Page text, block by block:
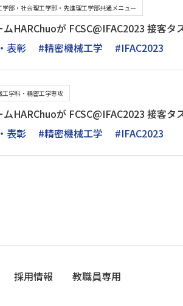
学部・社会理工学部・先進理工学部共通メニュー
ムHARChuoが FCSC@IFAC2023 接客タ
表彰
#精密機械工学 #IFAC2023
工学科・精密工学専攻
ムHARChuoが FCSC@IFAC2023 接客タ
表彰
#精密機械工学 #IFAC2023
採用情報 教職員専用